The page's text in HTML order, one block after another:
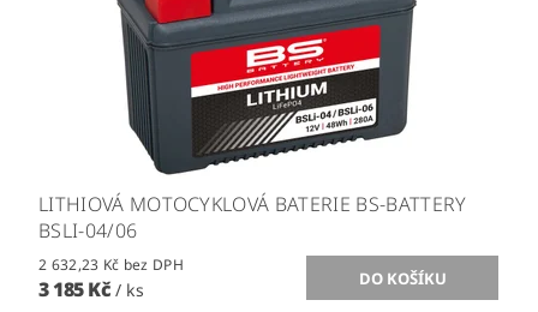
LITHIOVÁ MOTOCYKLOVÁ BATERIE BS-BATTERY
BSLI-04/06
2 632,23 Kč bez DPH
3 185 Kč / ks